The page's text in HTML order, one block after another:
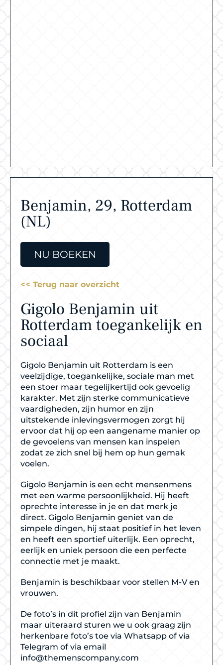
Benjamin, 29, Rotterdam
(NL)
NU BOEKEN
<< Terug naar overzicht
Gigolo Benjamin uit
Rotterdam toegankelijk en
sociaal
Gigolo Benjamin uit Rotterdam is een
veelzijdige, toegankelijke, sociale man met
een stoer maar tegelijkertijd ook gevoelig
karakter. Met zijn sterke communicatieve
vaardigheden, zijn humor en zijn
uitstekende inlevingsvermogen zorgt hij
ervoor dat hij op een aangename manier op
de gevoelens van mensen kan inspelen
zodat ze zich snel bij hem op hun gemak
voelen.
Gigolo Benjamin is een echt mensenmens
met een warme persoonlijkheid. Hij heeft
oprechte interesse in je en dat merk je
direct. Gigolo Benjamin geniet van de
simpele dingen, hij staat positief in het leven
en heeft een sportief uiterlijk. Een oprecht,
eerlijk en uniek persoon die een perfecte
connectie met je maakt.
Benjamin is beschikbaar voor stellen M-V en
vrouwen.
De foto’s in dit profiel zijn van Benjamin
maar uiteraard sturen we u ook graag zijn
herkenbare foto’s toe via Whatsapp of via
Telegram of via email
info@themenscompany.com